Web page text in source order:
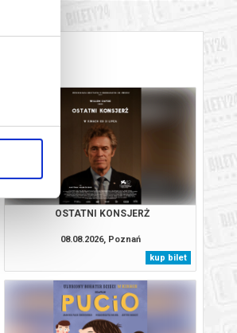
OSTATNI KONSJERŻ
08.08.2026, Poznań
kup bilet